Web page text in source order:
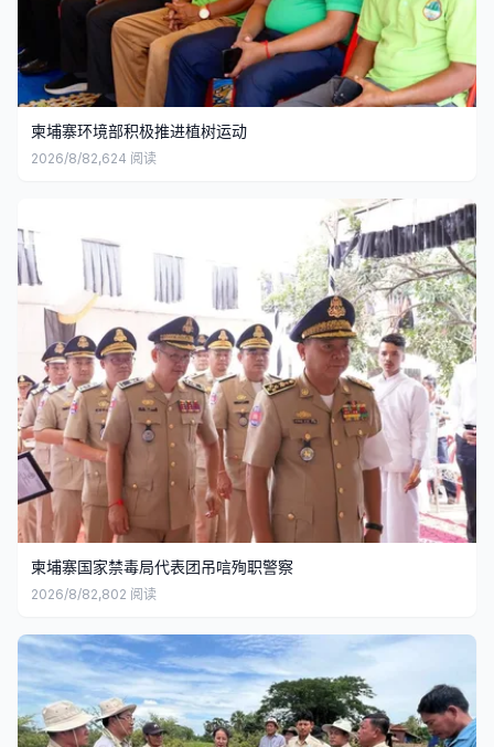
柬埔寨环境部积极推进植树运动
2026/8/82,624 阅读
柬埔寨国家禁毒局代表团吊唁殉职警察
2026/8/82,802 阅读